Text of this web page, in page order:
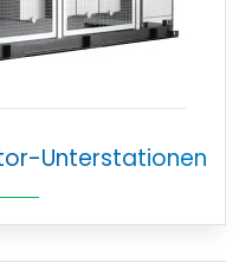
Unterstationen